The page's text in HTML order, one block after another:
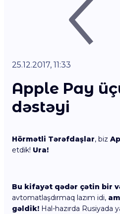
25.12.2017, 11:33
Apple Pay
dəstəyi
Hörmətli Tərəfdaşlar, biz
etdik! Ura!
Bu kifayət qədər çətin bir
avtomatlaşdırmaq lazım idi,
gəldik! Hal-hazırda Rusiyada